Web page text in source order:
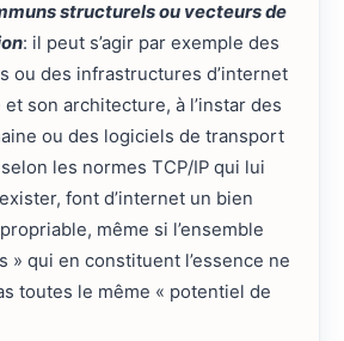
structurels ou vecteurs de
: il peut s’agir par exemple des
ou des infrastructures d’internet
son architecture, à l’instar des
ou des logiciels de transport
les normes TCP/IP qui lui
font d’internet un bien
même si l’ensemble
» qui en constituent l’essence ne
toutes le même « potentiel de